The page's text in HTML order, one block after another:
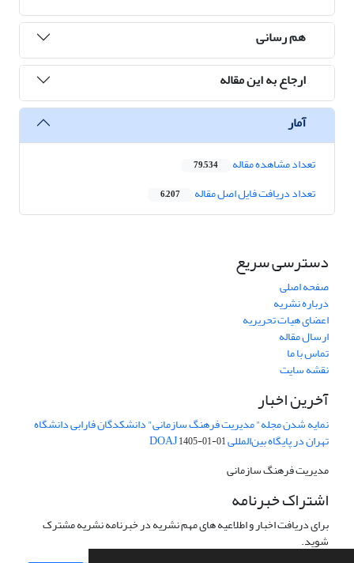
هم رسانی
ارجاع به این مقاله
آمار
تعداد مشاهده مقاله 79,534
تعداد دریافت فایل اصل مقاله 6,207
دسترسی سریع
صفحه اصلی
درباره نشریه
اعضای هیات تحریریه
ارسال مقاله
تماس با ما
نقشه سایت
آخرین اخبار
نمایه شدن مجله" مدیریت فرهنگ سازمانی" دانشکدگان فارابی دانشگاه
تهران در پایگاه بین‌المللی DOAJ1405-01-01
مدیریت فرهنگ سازمانی
اشتراک خبرنامه
برای دریافت اخبار و اطلاعیه های مهم نشریه در خبرنامه نشریه مشترک
شوید.